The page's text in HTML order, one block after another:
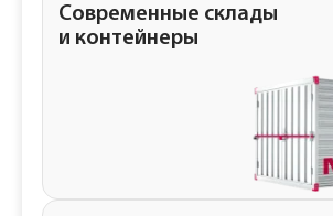
Современные склады
и контейнеры